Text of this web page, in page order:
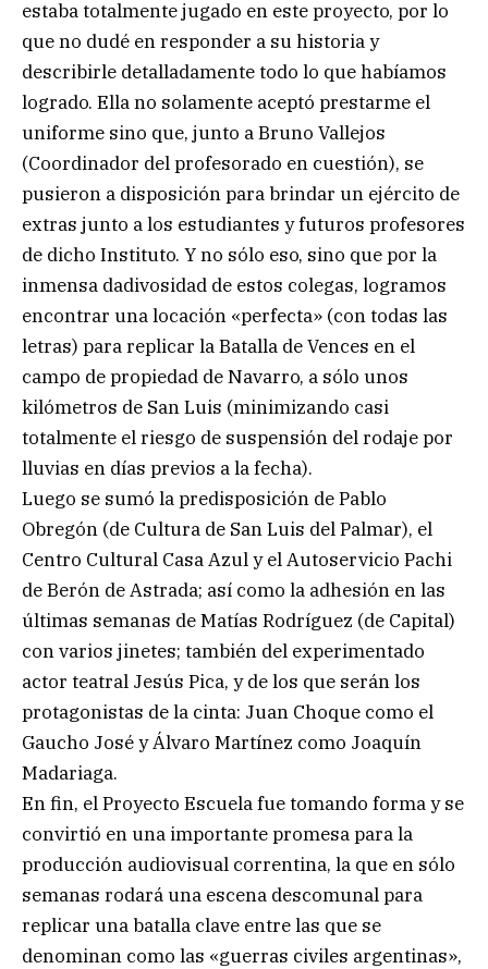
estaba totalmente jugado en este proyecto, por lo
que no dudé en responder a su historia y
describirle detalladamente todo lo que habíamos
logrado. Ella no solamente aceptó prestarme el
uniforme sino que, junto a Bruno Vallejos
(Coordinador del profesorado en cuestión), se
pusieron a disposición para brindar un ejército de
extras junto a los estudiantes y futuros profesores
de dicho Instituto. Y no sólo eso, sino que por la
inmensa dadivosidad de estos colegas, logramos
encontrar una locación «perfecta» (con todas las
letras) para replicar la Batalla de Vences en el
campo de propiedad de Navarro, a sólo unos
kilómetros de San Luis (minimizando casi
totalmente el riesgo de suspensión del rodaje por
lluvias en días previos a la fecha).
Luego se sumó la predisposición de Pablo
Obregón (de Cultura de San Luis del Palmar), el
Centro Cultural Casa Azul y el Autoservicio Pachi
de Berón de Astrada; así como la adhesión en las
últimas semanas de Matías Rodríguez (de Capital)
con varios jinetes; también del experimentado
actor teatral Jesús Pica, y de los que serán los
protagonistas de la cinta: Juan Choque como el
Gaucho José y Álvaro Martínez como Joaquín
Madariaga.
En fin, el Proyecto Escuela fue tomando forma y se
convirtió en una importante promesa para la
producción audiovisual correntina, la que en sólo
semanas rodará una escena descomunal para
replicar una batalla clave entre las que se
denominan como las «guerras civiles argentinas»,